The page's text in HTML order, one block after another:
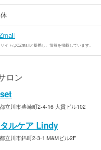
イトはOZmallと提携し、情報を掲載しています。
ロン
立川市柴崎町2-4-16 大貫ビル102
タルケア Lindy
立川市錦町2-3-1 M&Mビル2F